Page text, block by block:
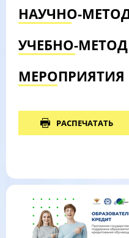
НАУЧНО-
УЧЕБНО-
МЕРОПРИЯТИЯ
РАСПЕЧАТАТЬ